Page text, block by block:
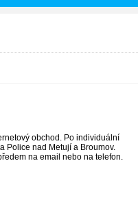
obchod. Po individuální
Police nad Metují a Broumov.
na email nebo na telefon.